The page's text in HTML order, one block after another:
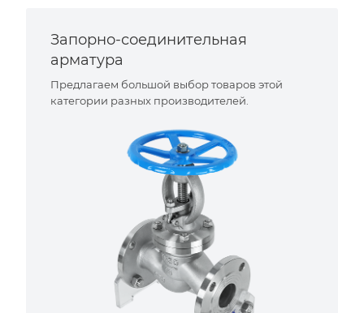
Запорно-соединительная
арматура
Предлагаем большой выбор товаров этой
категории разных производителей.